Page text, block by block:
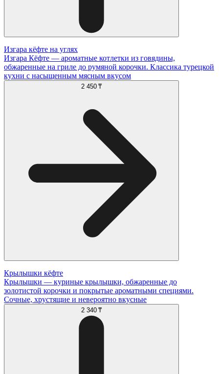
Изгара кёфте на углях
Изгара Кёфте — ароматные котлетки из говядины,
обжаренные на гриле до румяной корочки. Классика турецкой
кухни с насыщенным мясным вкусом
2 450 ₸
Крылышки кёфте
Крылышки — куриные крылышки, обжаренные до
золотистой корочки и покрытые ароматными специями.
Сочные, хрустящие и невероятно вкусные
2 340 ₸